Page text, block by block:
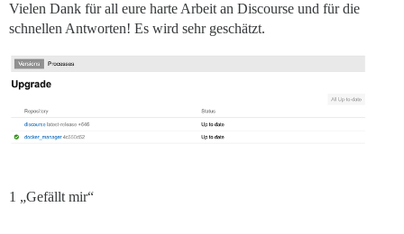
Vielen Dank für all eure harte Arbeit an Discourse und für die
schnellen Antworten! Es wird sehr geschätzt.
1 „Gefällt mir“